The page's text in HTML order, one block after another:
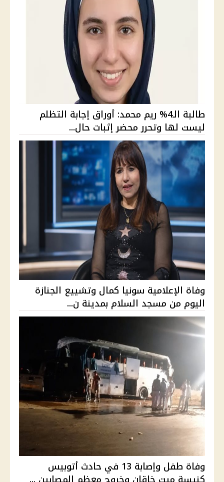
طالبة الـ4% ريم محمد: أوراق إجابة التظلم
ليست لها وتحرر محضر إثبات حال...
وفاة الإعلامية سونيا كمال وتشييع الجنازة
اليوم من مسجد السلام بمدينة ن...
وفاة طفل وإصابة 13 في حادث أتوبيس